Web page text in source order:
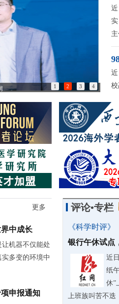
85
1 2 3 4
更多
中成长
机器不仅能处
多变的环境中
申报通知
评论•专栏
《科学时评》
银行午休试点
近
纸
休”
上班族叫苦不迭